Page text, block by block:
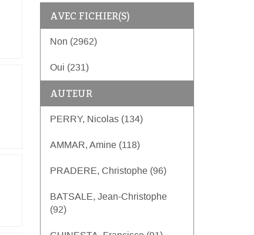
AVEC FICHIER(S)
Non (2962)
Oui (231)
AUTEUR
PERRY, Nicolas (134)
AMMAR, Amine (118)
PRADERE, Christophe (96)
BATSALE, Jean-Christophe
(92)